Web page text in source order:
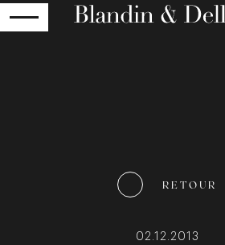
RETOUR
02.12.2013